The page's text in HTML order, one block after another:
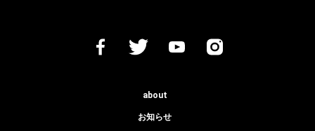
about
お知らせ